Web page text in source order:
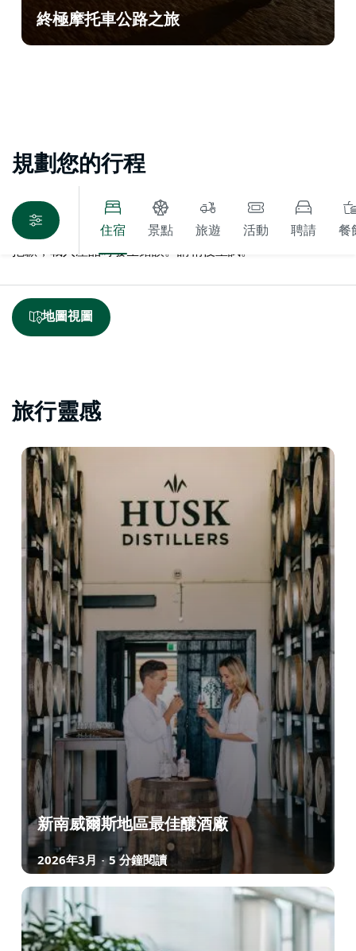
終極摩托車公路之旅
規劃您的行程
住宿 景點 旅遊 活動 聘請 餐
抱歉，載入產品時發生錯誤。請稍後重試。
地圖視圖
旅行靈感
新南威爾斯地區最佳釀酒廠
2026年3月 - 5 分鐘閱讀